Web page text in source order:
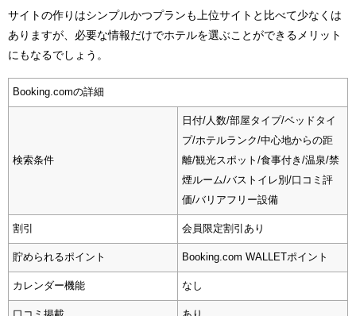
サイトの作りはシンプルかつプランも上位サイトと比べて少なくは
ありますが、必要な情報だけでホテルを選ぶことができるメリット
にもなるでしょう。
Booking.comの詳細
検索条件
日付/人数/部屋タイプ/ベッドタイ
プ/ホテルランク/中心地からの距
離/観光スポット/食事付き/温泉/禁
煙ルーム/バストイレ別/口コミ評
価/バリアフリー設備
割引 会員限定割引あり
貯められるポイント Booking.com WALLETポイント
カレンダー機能 なし